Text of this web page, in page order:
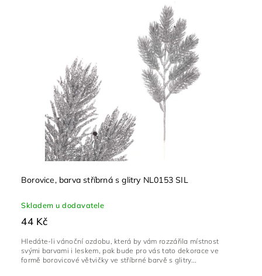
Borovice, barva stříbrná s glitry NL0153 SIL
Skladem u dodavatele
44 Kč
Hledáte-li vánoční ozdobu, která by vám rozzářila místnost
svými barvami i leskem, pak bude pro vás tato dekorace ve
formě borovicové větvičky ve stříbrné barvě s glitry...